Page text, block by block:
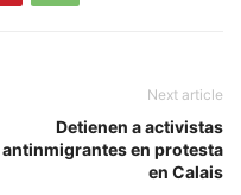
Next article
Detienen a activistas
antinmigrantes en protesta
en Calais